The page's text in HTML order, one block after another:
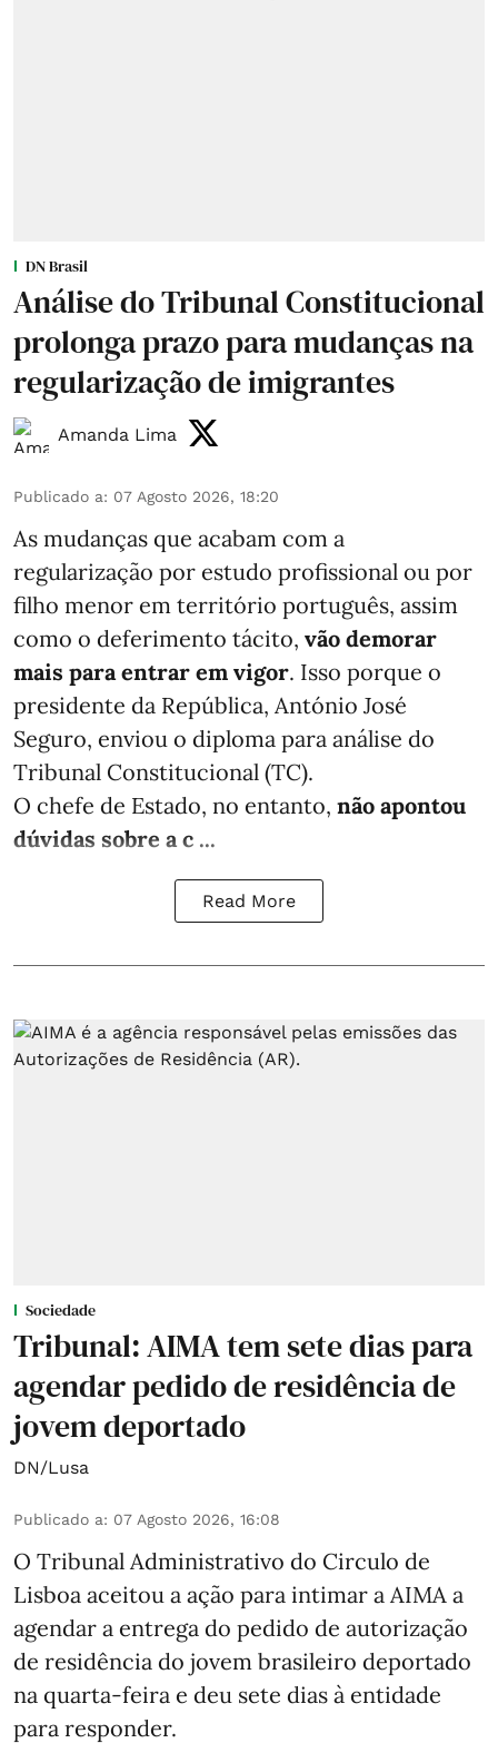
DN Brasil
Análise do Tribunal Constitucional
prolonga prazo para mudanças na
regularização de imigrantes
Amanda Lima
Publicado a: 07 Agosto 2026, 18:20
As mudanças que acabam com a
regularização por estudo profissional ou por
filho menor em território português, assim
como o deferimento tácito, vão demorar
mais para entrar em vigor. Isso porque o
presidente da República, António José
Seguro, enviou o diploma para análise do
Tribunal Constitucional (TC).
O chefe de Estado, no entanto, não apontou
dúvidas sobre a c ...
Read More
Sociedade
Tribunal: AIMA tem sete dias para
agendar pedido de residência de
jovem deportado
DN/Lusa
Publicado a: 07 Agosto 2026, 16:08
O Tribunal Administrativo do Circulo de
Lisboa aceitou a ação para intimar a AIMA a
agendar a entrega do pedido de autorização
de residência do jovem brasileiro deportado
na quarta-feira e deu sete dias à entidade
para responder.